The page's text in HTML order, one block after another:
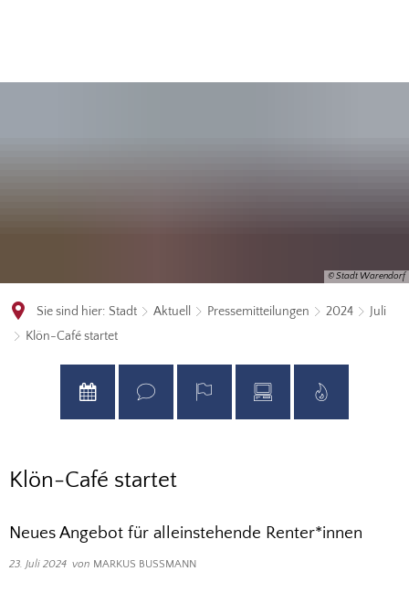
© Stadt Warendorf
Sie sind hier: Stadt Aktuell Pressemitteilungen 2024
Juli
Klön-Café startet
Klön-Café startet
Neues Angebot für alleinstehende Renter*innen
23. Juli 2024 von MARKUS BUSSMANN